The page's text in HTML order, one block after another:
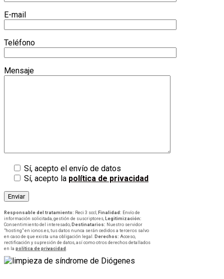
E-mail
Teléfono
Mensaje
Sí, acepto el envío de datos
Sí, acepto la política de privacidad
Responsable del tratamiento: Reci 3 sccl, Finalidad: Envío de
información solicitada, gestión de suscriptores, Legitimización:
Consentimiento del interesado, Destinatarios: Nuestro servidor
"hosting" en ionos.es, tus datos nunca serán cedidos a terceros salvo
en caso de que exista una obligación legal. Derechos: Acceso,
rectificación y supresión de datos, así como otros derechos detallados
en la política de privacidad .